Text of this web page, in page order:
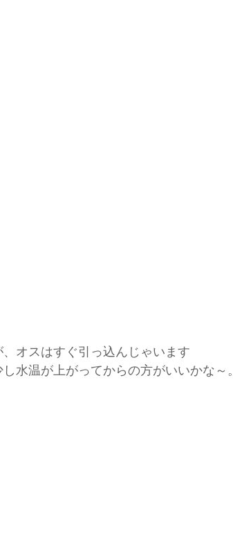
オスはすぐ引っ込んじゃいます
水温が上がってからの方がいいかな～。